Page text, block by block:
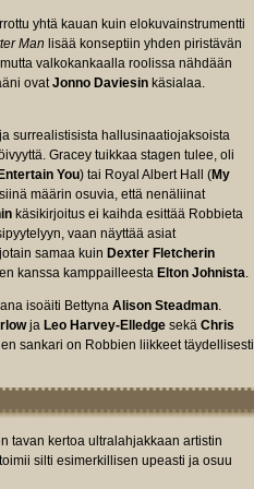
yhtä kauan kuin elokuvainstrumentti
Man lisää konseptiin yhden piristävän
valkokankaalla roolissa nähdään
ovatJonno Daviesin käsialaa.
surrealistisista hallusinaatiojaksoista
Gracey tuikkaa stagen tulee, oli
You) tai Royal Albert Hall (My
määrin osuvia, että nenäliinat
käsikirjoitus ei kaihda esittää Robbieta
vaan näyttää asiat
samaa kuin Dexter Fletcherin
kanssa kamppailleesta Elton Johnista.
isoäiti Bettyna Alison Steadman.
ja Leo Harvey-Elledge sekä Chris
sankari on Robbien liikkeet täydellisesti
tavan kertoa ultralahjakkaan artistin
silti esimerkillisen upeasti ja osuu